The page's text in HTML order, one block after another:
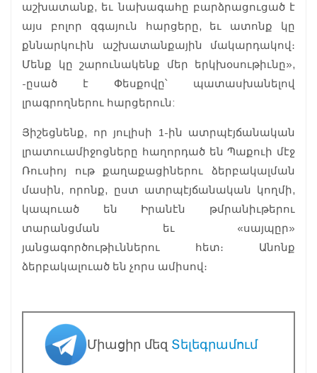
աշխատանք, եւ նախագահը բարձրացուցած է
այս բոլոր զգայուն հարցերը, եւ ատոնք կը
քննարկուին աշխատանքային մակարդակով։
Մենք կը շարունակենք մեր երկխօսութիւնը»,
-ըսած է Փեսքովը՝ պատասխանելով
լրագրողներու հարցերուն:
Յիշեցնենք, որ յուլիսի 1-ին ատրպէյճանական
լրատուամիջոցները հաղորդած են Պաքուի մէջ
Ռուսիոյ ութ քաղաքացիներու ձերբակալման
մասին, որոնք, ըստ ատրպէյճանական կողմի,
կապուած են Իրանէն թմրանիւթերու
տարանցման եւ «սայպըր»
յանցագործութիւններու հետ։ Անոնք
ձերբակալուած են չորս ամիսով։
Միացիր մեզ Տելեգրամում